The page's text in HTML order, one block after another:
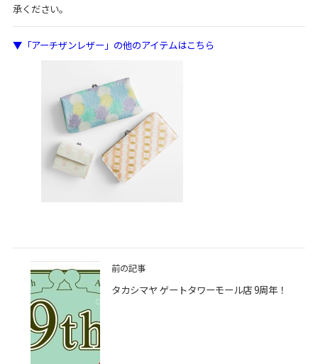
承ください。
▼「アーチザンレザー」の他のアイテムはこちら
前の記事
タカシマヤ ゲートタワーモール店 9周年！